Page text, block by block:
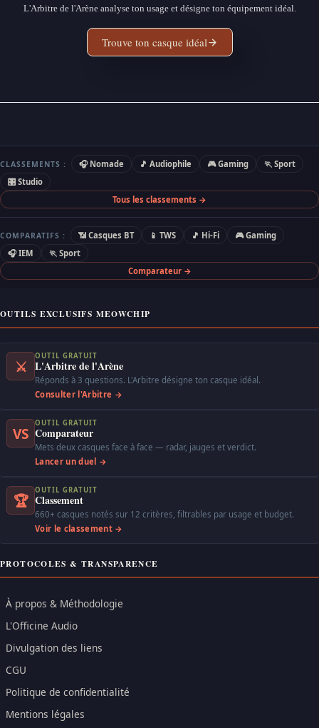
L'Arbitre de l'Arène analyse ton usage et désigne ton équipement idéal.
Trouve ton casque idéal
CLASSEMENTS : 🎧 Nomade 🎵 Audiophile 🎮 Gaming
🏃 Sport
🎛 Studio
Tous les classements →
COMPARATIFS : 📶 Casques BT 📱 TWS 🎵 Hi-Fi
🎮 Gaming
🎧 IEM
🏃 Sport
Comparateur →
OUTILS EXCLUSIFS MEOWCHIP
⚔
OUTIL GRATUIT
L'Arbitre de l'Arène
Réponds à 3 questions. L'Arbitre désigne ton casque idéal.
Consulter l'Arbitre →
VS
OUTIL GRATUIT
Comparateur
Mets deux casques face à face — radar, jauges et verdict.
Lancer un duel →
🏆
OUTIL GRATUIT
Classement
660+ casques notés sur 12 critères, filtrables par usage et budget.
Voir le classement →
PROTOCOLES & TRANSPARENCE
À propos & Méthodologie
L'Officine Audio
Divulgation des liens
CGU
Politique de confidentialité
Mentions légales